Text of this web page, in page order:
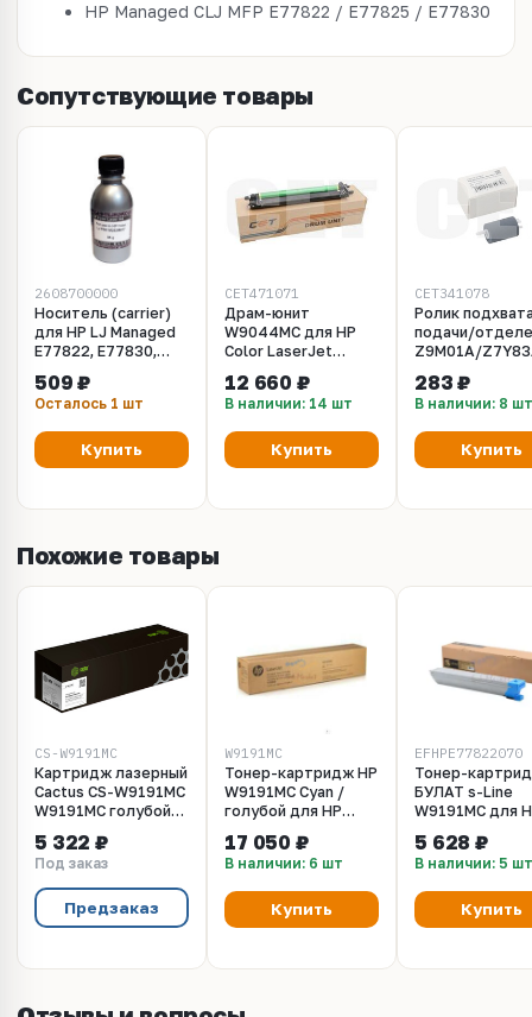
HP Managed CLJ MFP E77822 / E77825 / E77830
Сопутствующие товары
2608700000
Носитель (carrier)
для HP LJ Managed
E77822, E77830,
56 грамм Silver ATM
509 ₽
Осталось 1 шт
Купить
CET471071
Драм-юнит
W9044MC для HP
Color LaserJet
E77822/77825/77830
(CET) CMYK,
CET471071
12 660 ₽
В наличии: 14 шт
Купить
CET341078
Ролик
подачи/
Z9M01A/
LaserJet
MFP
E77830/
LaserJet
MFP E82540
283 ₽
В наличии: 8 шт
Купить
Похожие товары
CS-W9191MC
Картридж лазерный
Cactus CS-W9191MC
W9191MC голубой
LJ MFP E77822DN,
E77822Z, E77820,
E77825DN
5 322 ₽
Под заказ
Предзаказ
W9191MC
Тонер-картридж HP
W9191MC Cyan /
голубой для HP
E77822,E77825,E77830,
(28 000 стр.)
17 050 ₽
В наличии: 6 шт
Купить
EFHPE77822070
Тонер-
БУЛАТ s-Line
W9191MC для
(Голубой,
стр.)
5 628 ₽
В наличии: 5 шт
Купить